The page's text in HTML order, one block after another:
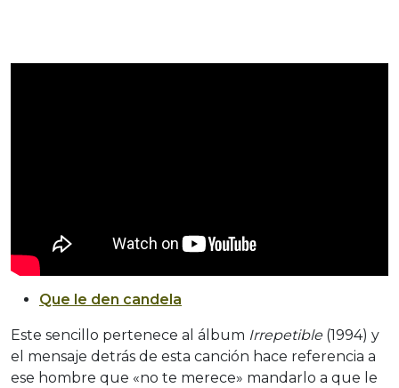
Que le den candela
Este sencillo pertenece al álbum Irrepetible(1994) y
el mensaje detrás de esta canción hace referencia a
ese hombre que «no te merece» mandarlo a que le